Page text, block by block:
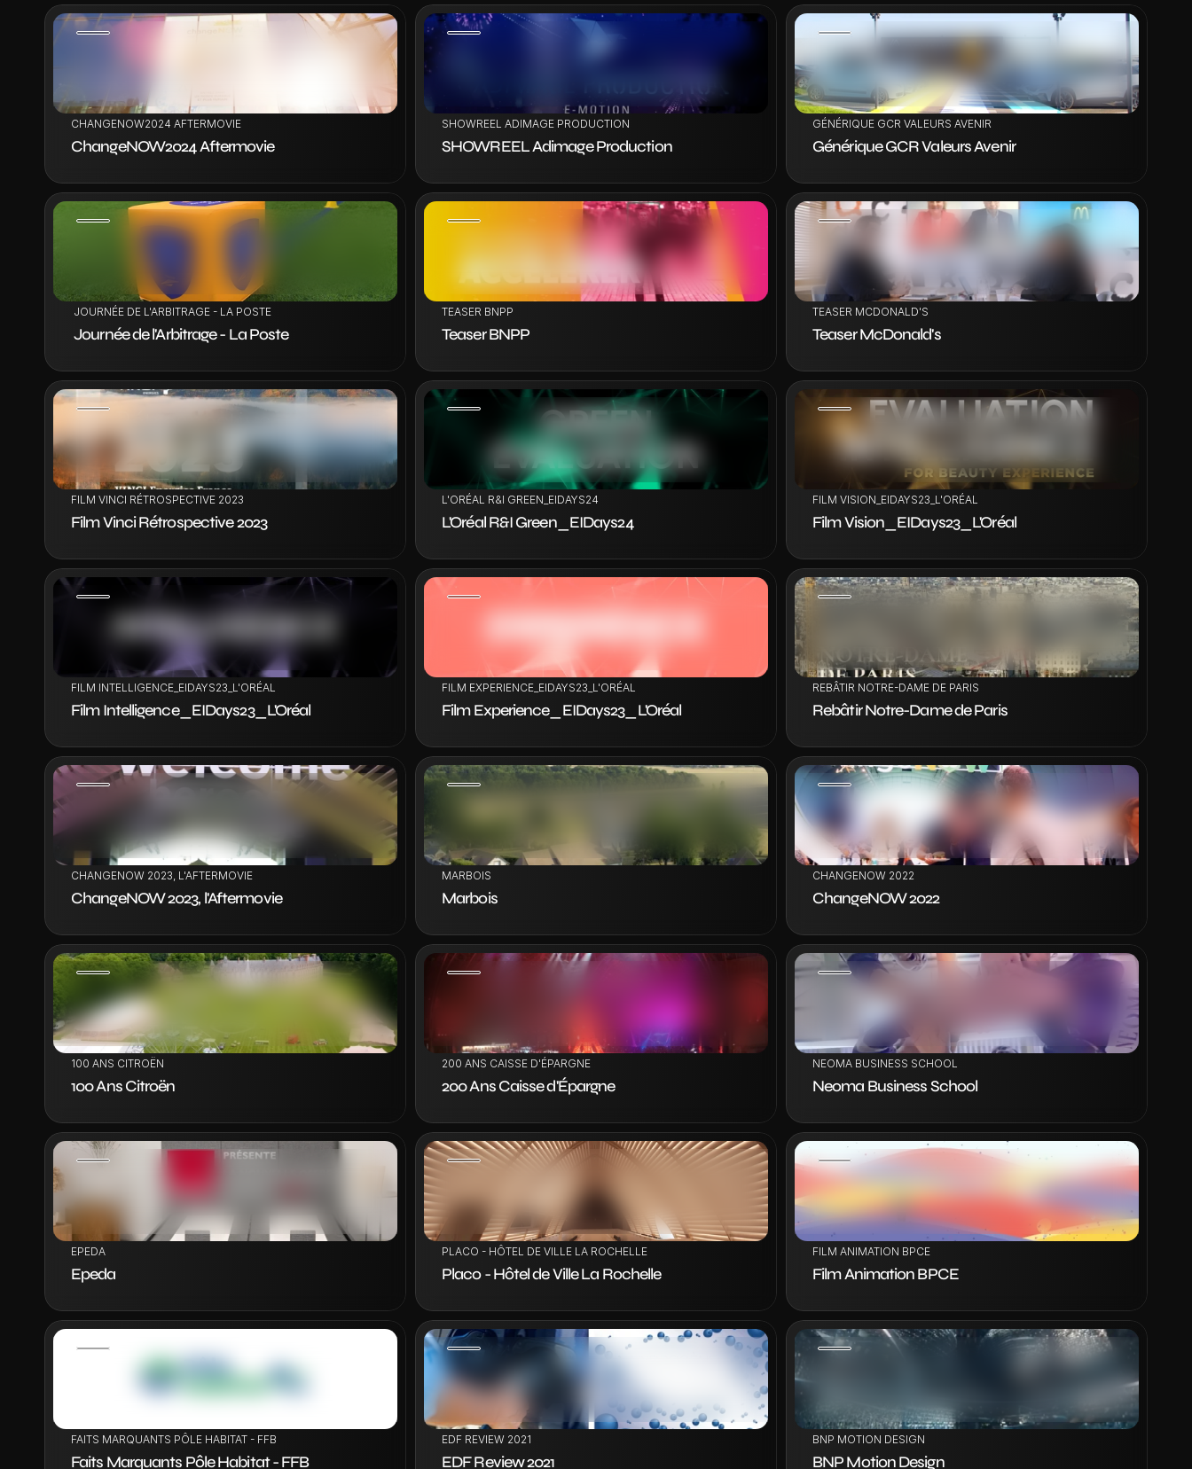
CHANGENOW2024 AFTERMOVIE
ChangeNOW2024 Aftermovie
SHOWREEL ADIMAGE PRODUCTION
SHOWREEL Adimage Production
VOIR LE PROJET
GÉNÉRIQUE GCR VALEURS AVENIR
Générique GCR Valeurs Avenir
JOURNÉE DE L'ARBITRAGE - LA POSTE
Journée de l'Arbitrage - La Poste
VOIR LE PROJET
TEASER BNPP
Teaser BNPP
VOIR LE PROJET
TEASER MCDONALD'S
Teaser McDonald's
VOIR LE PROJET
FILM VINCI RÉTROSPECTIVE 2023
Film Vinci Rétrospective 2023
VOIR LE PROJET
L'ORÉAL R&I GREEN_EIDAYS24
L'Oréal R&I Green_EIDays24
VOIR LE PROJET
FILM VISION_EIDAYS23_L'ORÉAL
Film Vision_EIDays23_L'Oréal
FILM INTELLIGENCE_EIDAYS23_L'ORÉAL
Film Intelligence_EIDays23_L'Oréal
FILM EXPERIENCE_EIDAYS23_L'ORÉAL
Film Experience_EIDays23_L'Oréal
REBÂTIR NOTRE-DAME DE PARIS
Rebâtir Notre-Dame de Paris
CHANGENOW 2023, L'AFTERMOVIE
ChangeNOW 2023, l'Aftermovie
MARBOIS
Marbois
VOIR LE PROJET
CHANGENOW 2022
ChangeNOW 2022
VOIR LE PROJET
100 ANS CITROËN
100 Ans Citroën
200 ANS CAISSE D'ÉPARGNE
200 Ans Caisse d'Épargne
VOIR LE PROJET
NEOMA BUSINESS SCHOOL
Neoma Business School
VOIR LE PROJET
EPEDA
Epeda
VOIR LE PROJET
PLACO - HÔTEL DE VILLE LA ROCHELLE
Placo - Hôtel de Ville La Rochelle
VOIR LE PROJET
FILM ANIMATION BPCE
Film Animation BPCE
FAITS MARQUANTS PÔLE HABITAT - FFB
Faits Marquants Pôle Habitat - FFB
VOIR LE PROJET
EDF REVIEW 2021
EDF Review 2021
VOIR LE PROJET
BNP MOTION DESIGN
BNP Motion Design